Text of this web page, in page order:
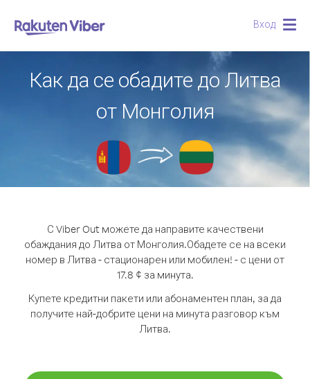
Вход
Как да се обадите до Литва
от Монголия
С Viber Out можете да направите качествени
обаждания до Литва от Монголия.Обадете се на всеки
номер в Литва - стационарен или мобилен! - с цени от
17.8 ¢ за минута.
Купете кредитни пакети или абонаментен план, за да
получите най-добрите цени на минута разговор към
Литва.